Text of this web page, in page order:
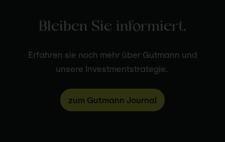
Bleiben Sie informiert.
Erfahren sie noch mehr über Gutmann und
unsere Investmentstrategie.
zum Gutmann Journal